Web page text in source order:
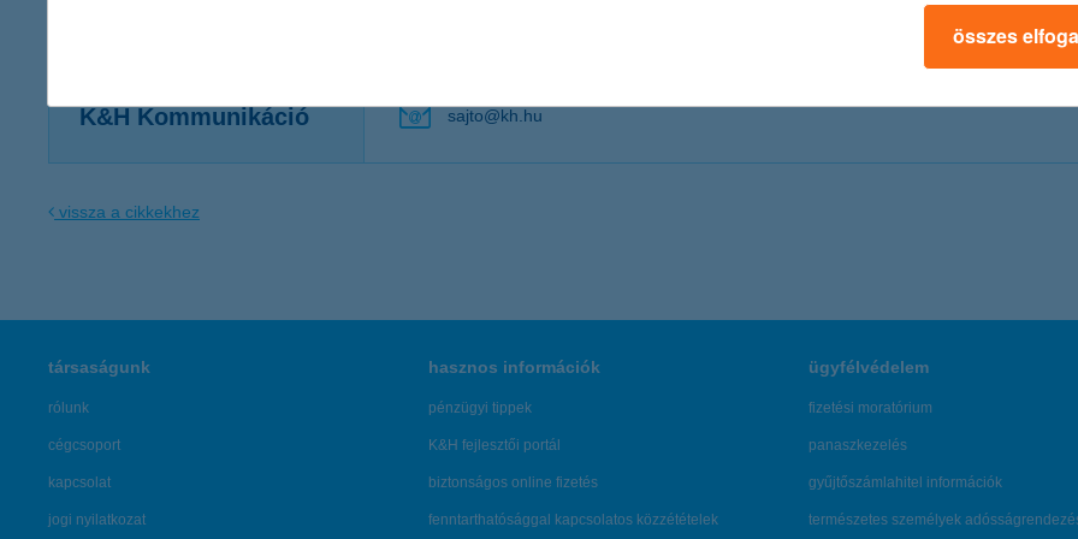
K&H Kommunikáció sajto@kh.hu
vissza a cikkekhez
társaságunk
rólunk
cégcsoport
kapcsolat
jogi nyilatkozat
hasznos információk
pénzügyi tippek
K&H fejlesztői portál
biztonságos online fizetés
fenntarthatósággal kapcsolatos közzétételek
ügyfélvédelem
fizetési moratórium
panaszkezelés
gyűjtőszámlahitel információk
természetes személyek
összes